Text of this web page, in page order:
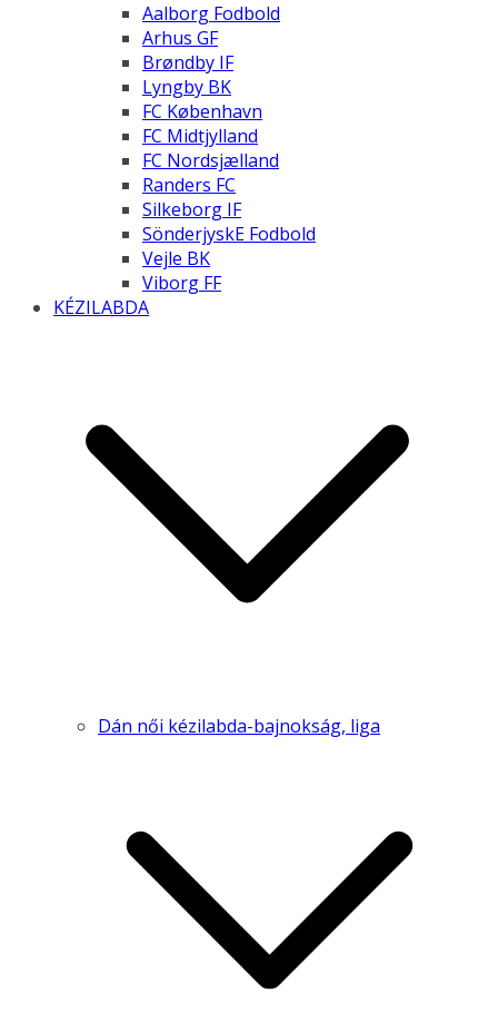
Aalborg Fodbold
Arhus GF
Brøndby IF
Lyngby BK
FC København
FC Midtjylland
FC Nordsjælland
Randers FC
Silkeborg IF
SönderjyskE Fodbold
Vejle BK
Viborg FF
KÉZILABDA
Dán női kézilabda-bajnokság, liga